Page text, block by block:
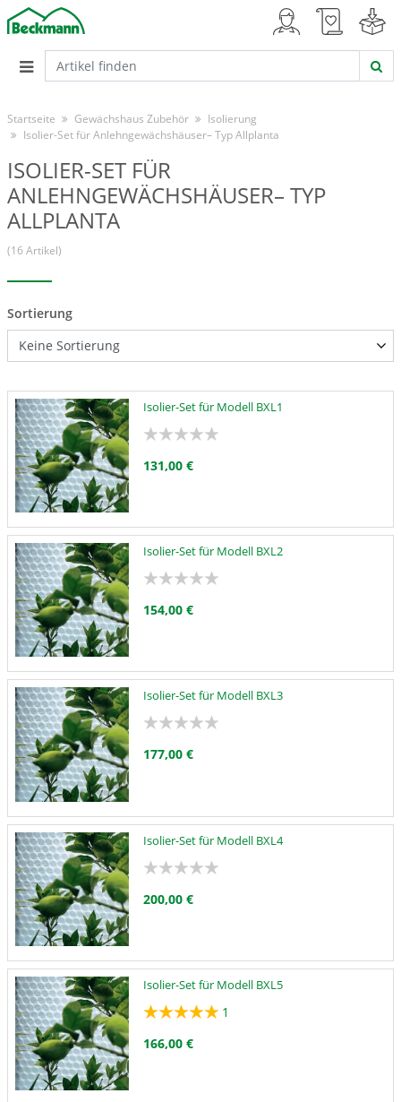
Startseite Gewächshaus Zubehör
Isolierung
Isolier-Set für Anlehngewächshäuser– Typ Allplanta
ISOLIER-SET FÜR
ANLEHNGEWÄCHSHÄUSER– TYP
ALLPLANTA
(16 Artikel)
Sortierung
Isolier-Set für Modell BXL1
131,00 €
Isolier-Set für Modell BXL2
154,00 €
Isolier-Set für Modell BXL3
177,00 €
Isolier-Set für Modell BXL4
200,00 €
Isolier-Set für Modell BXL5
1
166,00 €